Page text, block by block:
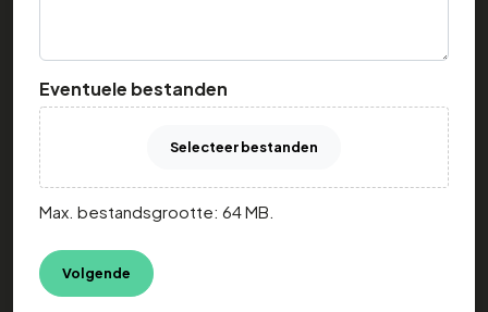
Eventuele bestanden
Selecteer bestanden
Max. bestandsgrootte: 64 MB.